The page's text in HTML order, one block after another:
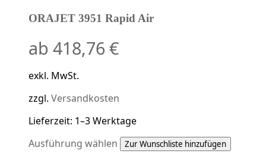
mehrere
Produktseite
gewählt
werden
ORAJET 3951 Rapid Air
ab 418,76 €
exkl. MwSt.
zzgl. Versandkosten
Lieferzeit: 1–3 Werktage
Ausführung wählen Dieses
Produkt
Zur Wunschliste hinzufügen